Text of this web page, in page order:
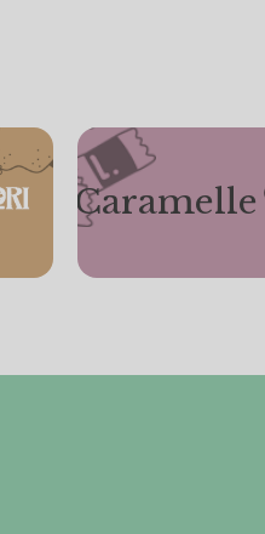
Caramelle